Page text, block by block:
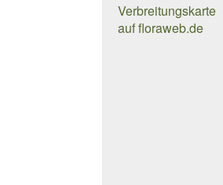
Verbreitungskarte
auf floraweb.de